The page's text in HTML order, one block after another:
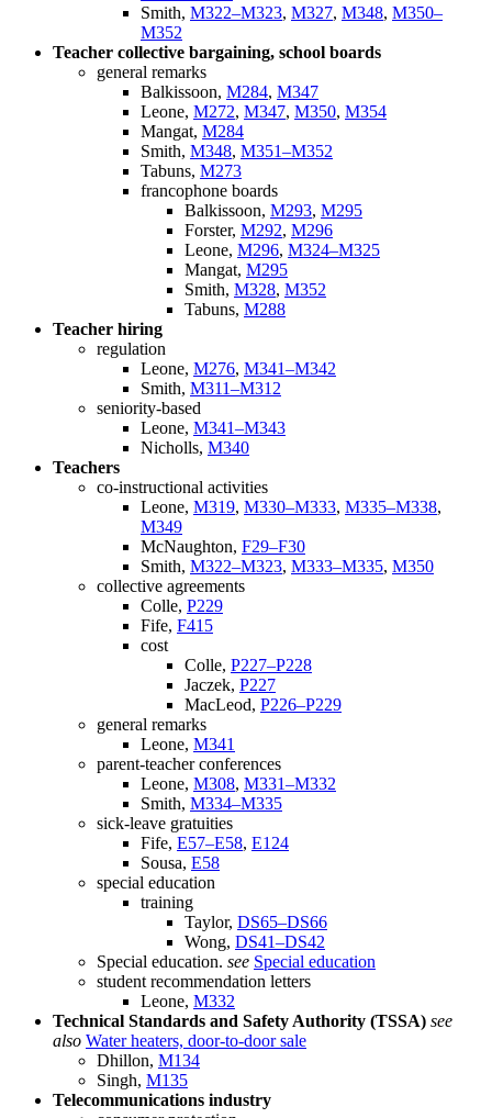
Smith, M322–M323, M327, M348, M350–
M352
Teacher collective bargaining, school boards
general remarks
Balkissoon, M284, M347
Leone, M272, M347, M350, M354
Mangat, M284
Smith, M348, M351–M352
Tabuns, M273
francophone boards
Balkissoon, M293, M295
Forster, M292, M296
Leone, M296, M324–M325
Mangat, M295
Smith, M328, M352
Tabuns, M288
Teacher hiring
regulation
Leone, M276, M341–M342
Smith, M311–M312
seniority-based
Leone, M341–M343
Nicholls, M340
Teachers
co-instructional activities
Leone, M319, M330–M333, M335–M338,
M349
McNaughton, F29–F30
Smith, M322–M323, M333–M335, M350
collective agreements
Colle, P229
Fife, F415
cost
Colle, P227–P228
Jaczek, P227
MacLeod, P226–P229
general remarks
Leone, M341
parent-teacher conferences
Leone, M308, M331–M332
Smith, M334–M335
sick-leave gratuities
Fife, E57–E58, E124
Sousa, E58
special education
training
Taylor, DS65–DS66
Wong, DS41–DS42
Special education. see Special education
student recommendation letters
Leone, M332
Technical Standards and Safety Authority (TSSA) see
also Water heaters, door-to-door sale
Dhillon, M134
Singh, M135
Telecommunications industry